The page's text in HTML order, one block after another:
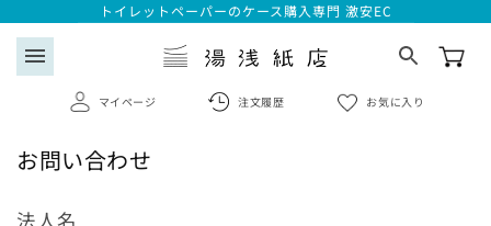
ンツに
進む
トイレットペーパーのケース購入専門 激安EC
menu
マイページ 注文履歴 お気に入り
お問い合わせ
お
法人名